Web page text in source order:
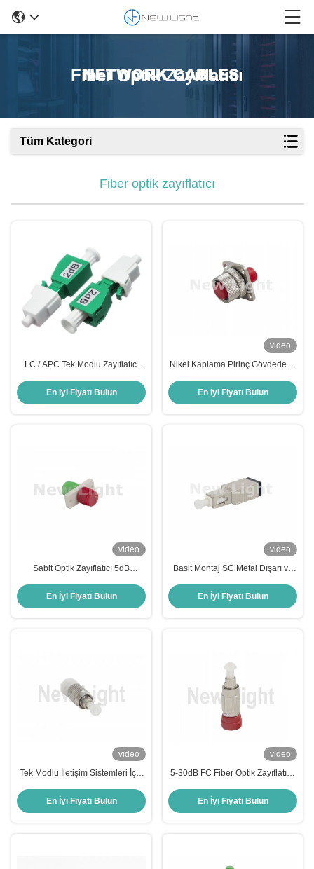
Fiber Optik Zayıflatıcı
Tüm Kategori
Fiber optik zayıflatıcı
LC / APC Tek Modlu Zayıflatıcı
Kadın
En İyi Fiyatı Bulun
video
Nikel Kaplama Pirinç Gövdede 1-
1310nm/1550nm Dalga Boyuna
Sahip FC Değişken Optik
En İyi Fiyatı Bulun
video
Sabit Optik Zayıflatıcı 5dB
Dişi - Dişi FC Fiber Optik
Zayıflatıcı
En İyi Fiyatı Bulun
video
Basit Montaj SC Metal Dışarı ve
30dB'ye kadar Attenuasyonlu
Fiber Optic Attenuator
En İyi Fiyatı Bulun
video
Tek Modlu İletişim Sistemleri İçin
Optik Zayıflatıcı
En İyi Fiyatı Bulun
video
5-30dB FC Fiber Optik Zayıflatıcı,
1550nm Dalga Boyu İçin
En İyi Fiyatı Bulun